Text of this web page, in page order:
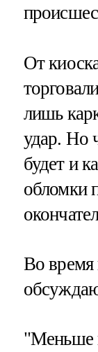
От
лишь
удар. Но
будет и
обломки
Во время
"Меньше